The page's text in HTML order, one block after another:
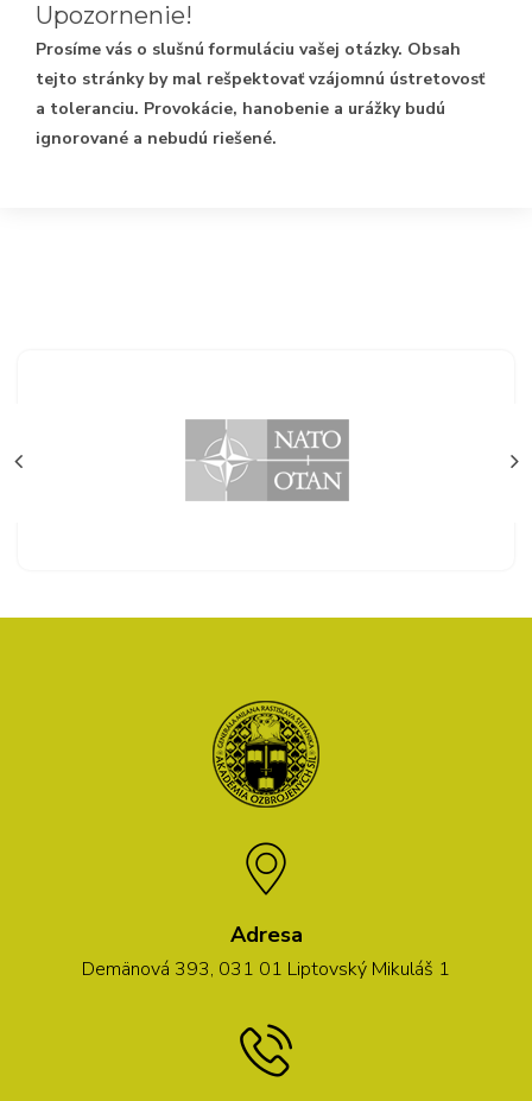
Upozornenie!
Prosíme vás o slušnú formuláciu vašej otázky. Obsah
tejto stránky by mal rešpektovať vzájomnú ústretovosť
a toleranciu. Provokácie, hanobenie a urážky budú
ignorované a nebudú riešené.
Adresa
Demänová 393, 031 01 Liptovský Mikuláš 1